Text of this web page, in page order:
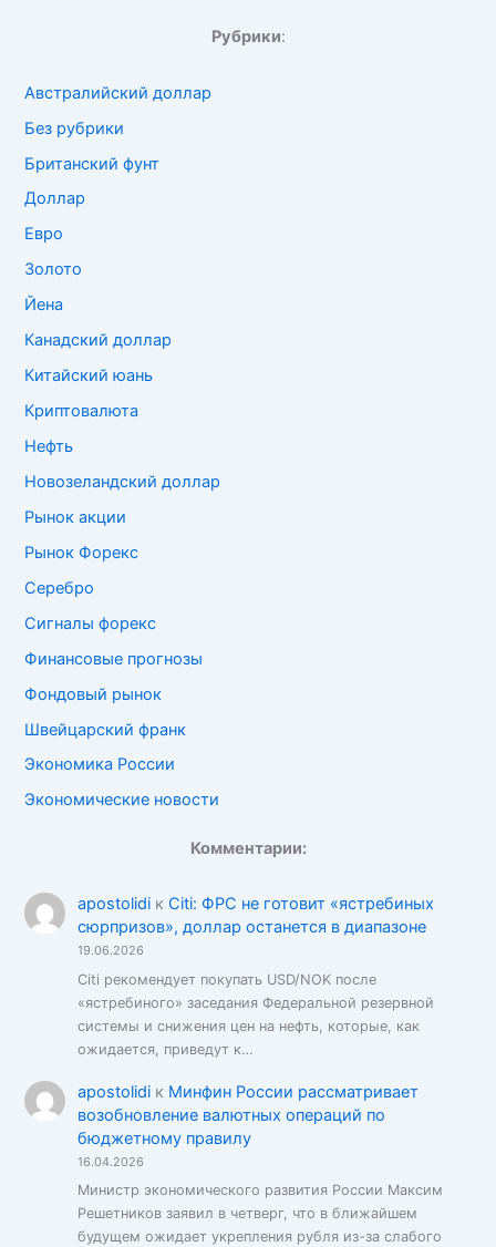
Рубрики:
Австралийский доллар
Без рубрики
Британский фунт
Доллар
Евро
Золото
Йена
Канадский доллар
Китайский юань
Криптовалюта
Нефть
Новозеландский доллар
Рынок акции
Рынок Форекс
Серебро
Сигналы форекс
Финансовые прогнозы
Фондовый рынок
Швейцарский франк
Экономика России
Экономические новости
Комментарии:
apostolidiк Citi: ФРС не готовит «ястребиных
сюрпризов», доллар останется в диапазоне
19.06.2026
Citi рекомендует покупать USD/NOK после
«ястребиного» заседания Федеральной резервной
системы и снижения цен на нефть, которые, как
ожидается, приведут к…
apostolidiк Минфин России рассматривает
возобновление валютных операций по
бюджетному правилу
16.04.2026
Министр экономического развития России Максим
Решетников заявил в четверг, что в ближайшем
будущем ожидает укрепления рубля из-за слабого